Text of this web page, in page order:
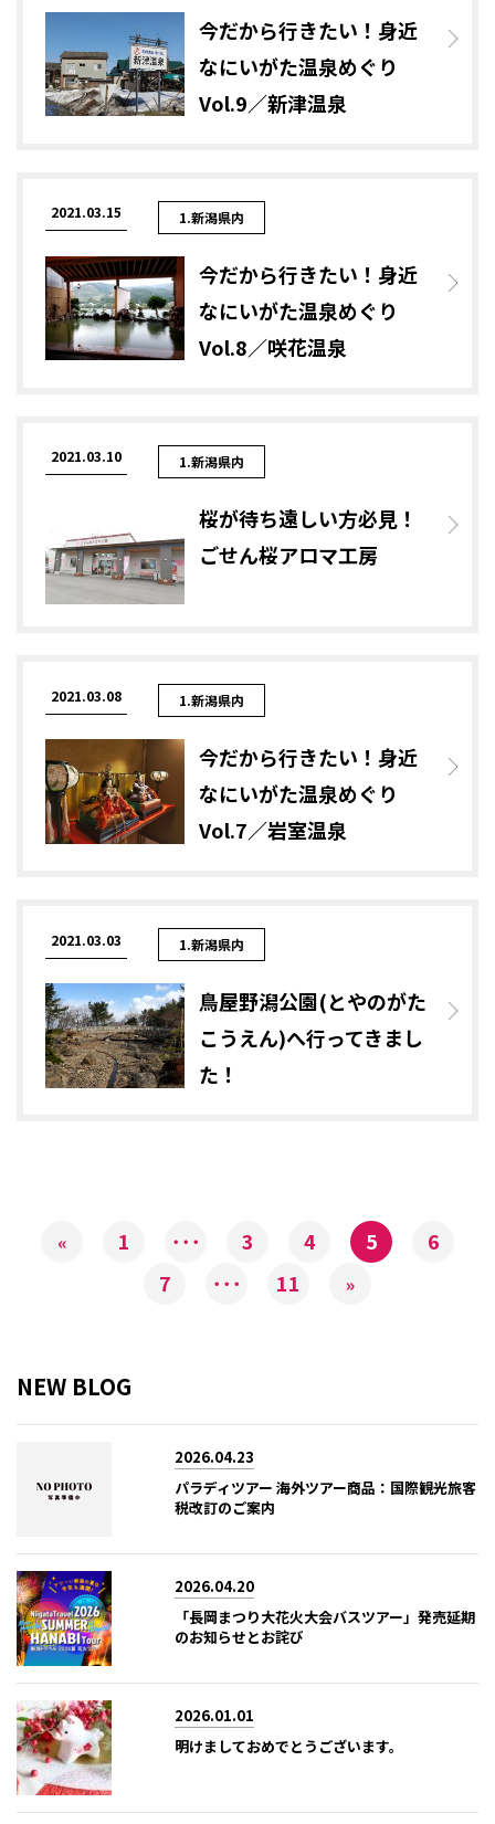
今だから行きたい！身近
なにいがた温泉めぐり
Vol.9／新津温泉
2021.03.15 1.新潟県内
今だから行きたい！身近
なにいがた温泉めぐり
Vol.8／咲花温泉
2021.03.10 1.新潟県内
桜が待ち遠しい方必見！
ごせん桜アロマ工房
2021.03.08 1.新潟県内
今だから行きたい！身近
なにいがた温泉めぐり
Vol.7／岩室温泉
2021.03.03 1.新潟県内
鳥屋野潟公園(とやのがた
こうえん)へ行ってきまし
た！
« 1 ･･･ 3 4 5
6
7
･･･ 11 »
NEW BLOG
2026.04.23
パラディツアー 海外ツアー商品：国際観光旅客
税改訂のご案内
2026.04.20
「長岡まつり大花火大会バスツアー」発売延期
のお知らせとお詫び
2026.01.01
明けましておめでとうございます。